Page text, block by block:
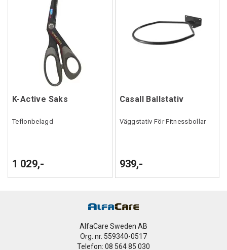
K-Active Saks
Teflonbelagd
1 029,-
Casall Ballstativ
Väggstativ För Fitnessbollar
939,-
AlfaCare Sweden AB
Org. nr. 559340-0517
Telefon: 08 564 85 030